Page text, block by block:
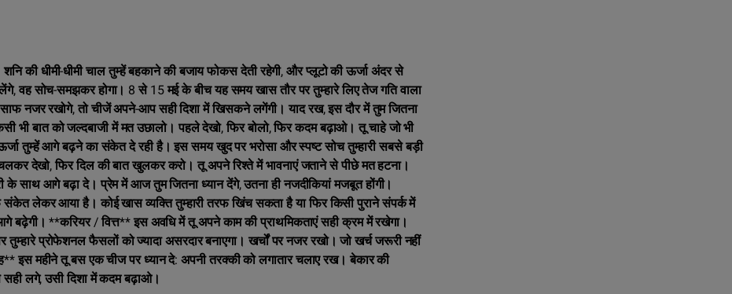
की धीमी-धीमी चाल तुम्हें बहकाने की बजाय फोकस देती रहेगी, और प्लूटो की ऊर्जा अंदर से
वह सोच-समझकर होगा। 8 से 15 मई के बीच यह समय खास तौर पर तुम्हारे लिए तेज गति वाला
नजर रखोगे, तो चीजें अपने-आप सही दिशा में खिसकने लगेंगी। याद रख, इस दौर में तुम जितना
भी बात को जल्दबाजी में मत उछालो। पहले देखो, फिर बोलो, फिर कदम बढ़ाओ। तू चाहे जो भी
तुम्हें आगे बढ़ने का संकेत दे रही है। इस समय खुद पर भरोसा और स्पष्ट सोच तुम्हारी सबसे बड़ी
देखो, फिर दिल की बात खुलकर करो। तू अपने रिश्ते में भावनाएं जताने से पीछे मत हटना।
के साथ आगे बढ़ा दे। प्रेम में आज तुम जितना ध्यान देंगे, उतना ही नजदीकियां मजबूत होंगी।
लेकर आया है। कोई खास व्यक्ति तुम्हारी तरफ खिंच सकता है या फिर किसी पुराने संपर्क में
आगे बढ़ेगी। **करियर / वित्त** इस अवधि में तू अपने काम की प्राथमिकताएं सही क्रम में रखेगा।
प्रोफेशनल फैसलों को ज्यादा असरदार बनाएगा। खर्चों पर नजर रखो। जो खर्च जरूरी नहीं
इस महीने तू बस एक चीज पर ध्यान दे: अपनी तरक्की को लगातार चलाए रख। बेकार की
लगे, उसी दिशा में कदम बढ़ाओ।